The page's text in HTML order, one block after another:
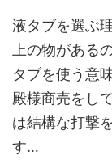
液タブを選ぶ
上の物がある
タブを使う意
殿様商売をし
は結構な打撃
す…